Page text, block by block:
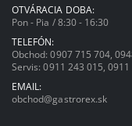
OTVÁRACIA DOBA:
Pon - Pia / 8:30 - 16:30
TELEFÓN:
Obchod:0907 715 704 ,
Servis:0911 243 015 ,0911
EMAIL:
obchod@gastrorex.sk